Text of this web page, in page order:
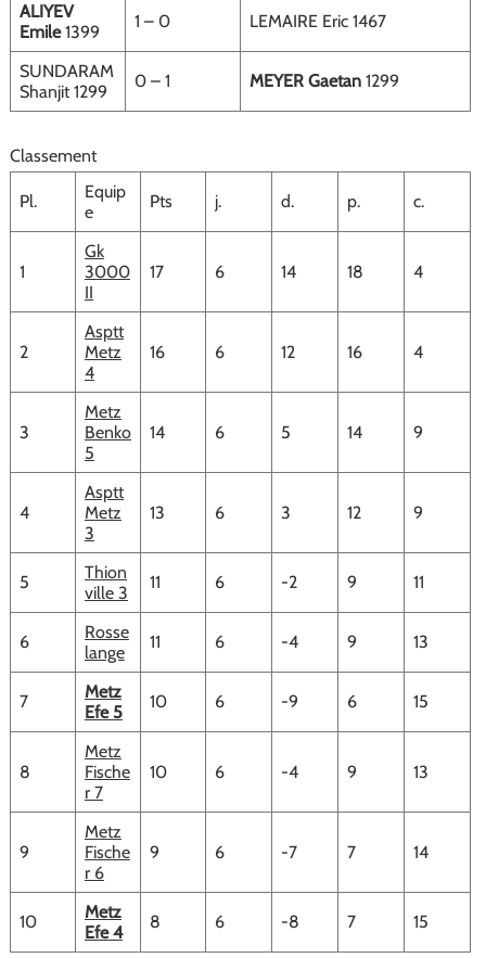
ALIYEV
Emile1399
1 – 0 LEMAIRE Eric 1467
SUNDARAM
Shanjit 1299
0 – 1 MEYER Gaetan1299
Classement
Pl.
Equip
e
Pts j. d. p. c.
1
Gk
3000
II
17 6 14 18 4
2
Asptt
Metz
4
16 6 12 16 4
3
Metz
Benko
5
14 6 5 14 9
4
Asptt
Metz
3
13 6 3 12 9
5
Thion
ville 3
11 6 -2 9 11
6
Rosse
lange
11 6 -4 9 13
7
Metz
Efe 5
10 6 -9 6 15
8
Metz
Fische
r 7
10 6 -4 9 13
9
Metz
Fische
r 6
9 6 -7 7 14
10
Metz
Efe 4
8 6 -8 7 15